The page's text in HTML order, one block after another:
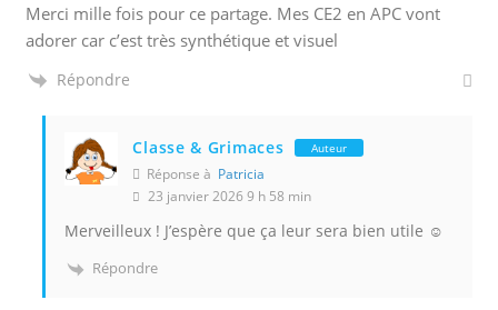
Merci mille fois pour ce partage. Mes CE2 en APC vont
adorer car c’est très synthétique et visuel
Répondre
Classe & Grimaces Auteur
Réponse à Patricia
23 janvier 2026 9 h 58 min
Merveilleux ! J’espère que ça leur sera bien utile ☺️
Répondre